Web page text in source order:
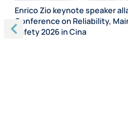
Enrico Zio keynote speaker
Conference on Reliability,
Safety 2026 in Cina